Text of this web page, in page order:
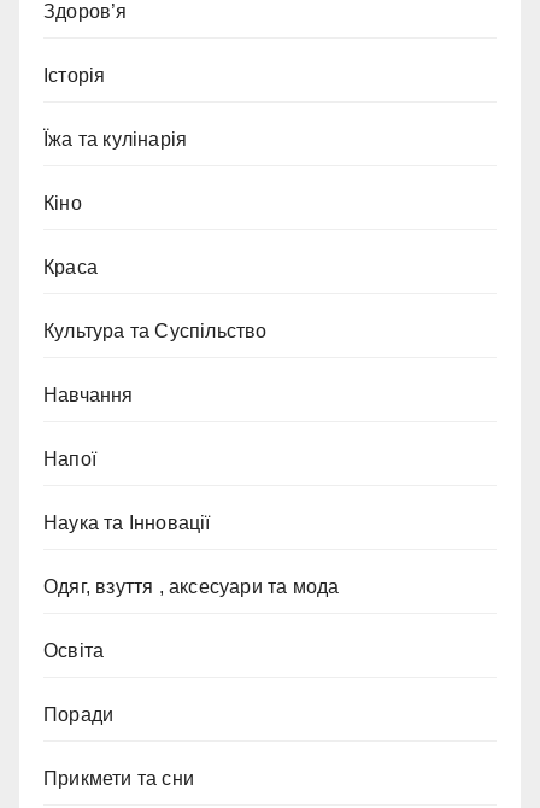
Здоров’я
Історія
Їжа та кулінарія
Кіно
Краса
Культура та Суспільство
Навчання
Напої
Наука та Інновації
Одяг, взуття , аксесуари та мода
Освіта
Поради
Прикмети та сни